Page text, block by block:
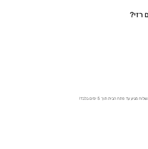
רזי?
עד פתח הבית תוך 5 ימים בלבד!